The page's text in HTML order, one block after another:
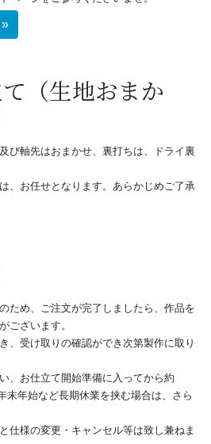
（生地おまか
び軸先はおまかせ 、裏打ちは、ドライ裏
、お任せとなります。あらかじめご了承
ため、ご注文が完了しましたら、作品を
ございます。
、受け取りの確認ができ次第製作に取り
、お仕立て開始準備に入ってから約
末年始など長期休業を挟む場合は、さら
仕様の変更・キャンセル等は致し兼ねま